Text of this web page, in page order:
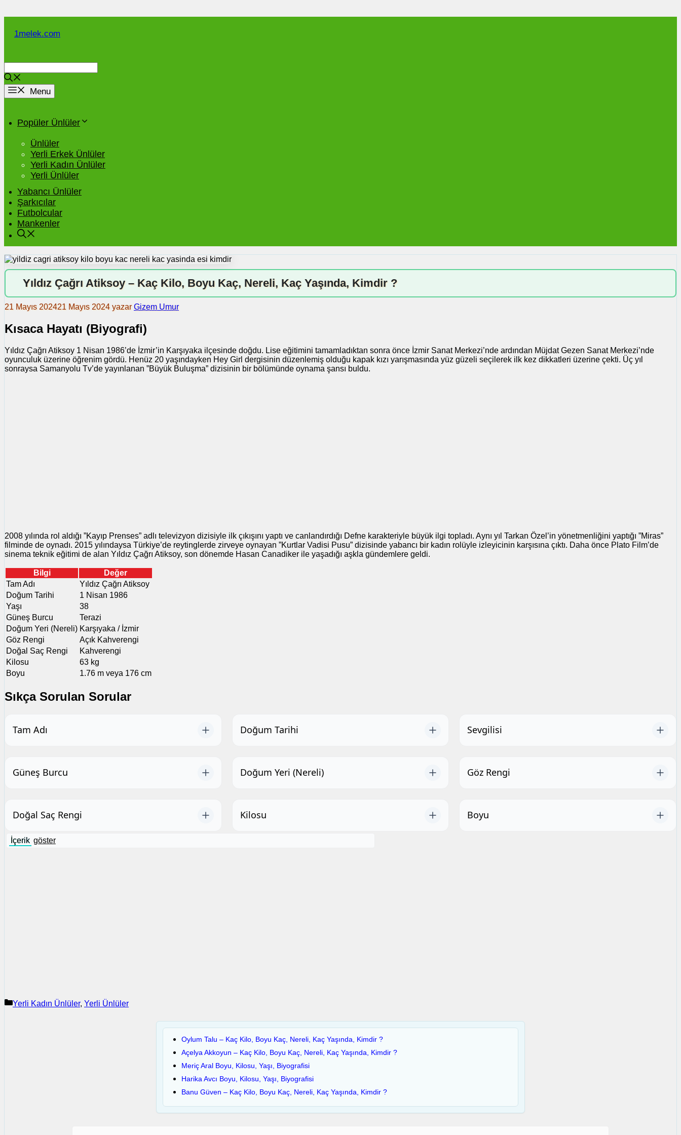
atla
1melek.com
Menu
Popüler Ünlüler
Ünlüler
Yerli Erkek Ünlüler
Yerli Kadın Ünlüler
Yerli Ünlüler
Yabancı Ünlüler
Şarkıcılar
Futbolcular
Mankenler
Yıldız Çağrı Atiksoy – Kaç Kilo, Boyu Kaç, Nereli, Kaç Yaşında, Kimdir ?
21 Mayıs 202421 Mayıs 2024 yazarGizem Umur
Kısaca Hayatı (Biyografi)
Yıldız Çağrı Atiksoy 1 Nisan 1986’de İzmir’in Karşıyaka ilçesinde doğdu. Lise eğitimini tamamladıktan sonra önce İzmir Sanat Merkezi’nde ardından Müjdat Gezen Sanat Merkezi’nde
oyunculuk üzerine öğrenim gördü. Henüz 20 yaşındayken Hey Girl dergisinin düzenlemiş olduğu kapak kızı yarışmasında yüz güzeli seçilerek ilk kez dikkatleri üzerine çekti. Üç yıl
sonraysa Samanyolu Tv’de yayınlanan ”Büyük Buluşma” dizisinin bir bölümünde oynama şansı buldu.
2008 yılında rol aldığı ”Kayıp Prenses” adlı televizyon dizisiyle ilk çıkışını yaptı ve canlandırdığı Defne karakteriyle büyük ilgi topladı. Aynı yıl Tarkan Özel’in yönetmenliğini yaptığı ”Miras”
filminde de oynadı. 2015 yılındaysa Türkiye’de reytinglerde zirveye oynayan ”Kurtlar Vadisi Pusu” dizisinde yabancı bir kadın rolüyle izleyicinin karşısına çıktı. Daha önce Plato Film’de
sinema teknik eğitimi de alan Yıldız Çağrı Atiksoy, son dönemde Hasan Canadiker ile yaşadığı aşkla gündemlere geldi.
Bilgi
Değer
Tam Adı
Yıldız Çağrı Atiksoy
Doğum Tarihi
1 Nisan 1986
Yaşı
38
Güneş Burcu
Terazi
Doğum Yeri (Nereli) Karşıyaka / İzmir
Göz Rengi
Açık Kahverengi
Doğal Saç Rengi
Kahverengi
Kilosu
63 kg
Boyu
1.76 m veya 176 cm
Sıkça Sorulan Sorular
Tam Adı Doğum Tarihi Sevgilisi
Güneş Burcu Doğum Yeri (Nereli) Göz Rengi
Doğal Saç Rengi Kilosu Boyu
İçerik göster
Kategoriler
Yerli Kadın Ünlüler, Yerli Ünlüler
Oylum Talu – Kaç Kilo, Boyu Kaç, Nereli, Kaç Yaşında, Kimdir ?
Açelya Akkoyun – Kaç Kilo, Boyu Kaç, Nereli, Kaç Yaşında, Kimdir ?
Meriç Aral Boyu, Kilosu, Yaşı, Biyografisi
Harika Avcı Boyu, Kilosu, Yaşı, Biyografisi
Banu Güven – Kaç Kilo, Boyu Kaç, Nereli, Kaç Yaşında, Kimdir ?